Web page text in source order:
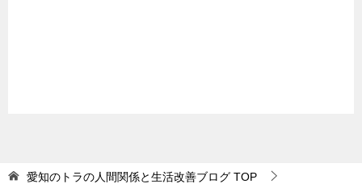
愛知のトラの人間関係と生活改善ブログ TOP